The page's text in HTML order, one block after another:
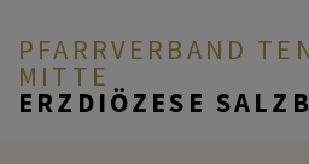
PFARRVERBAND
MITTE
ERZDIÖZESE